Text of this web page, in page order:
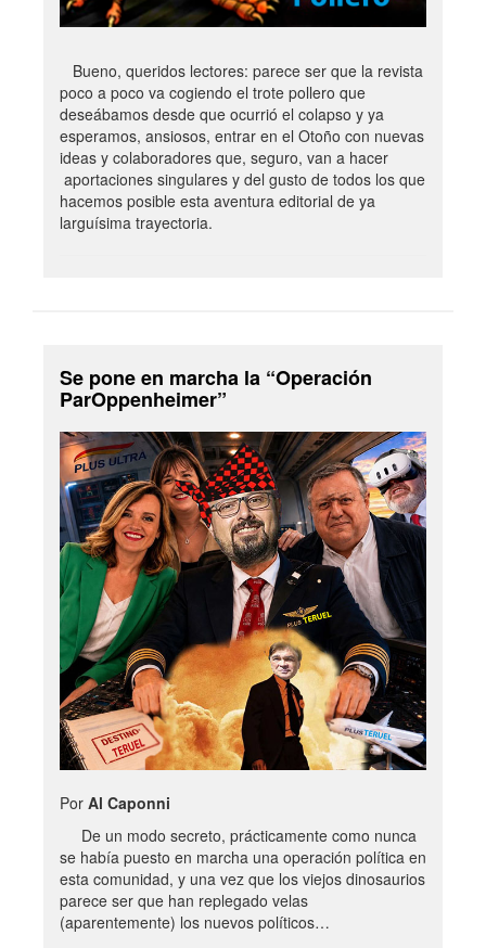
Bueno, queridos lectores: parece ser que la revista
poco a poco va cogiendo el trote pollero que
deseábamos desde que ocurrió el colapso y ya
esperamos, ansiosos, entrar en el Otoño con nuevas
ideas y colaboradores que, seguro, van a hacer
aportaciones singulares y del gusto de todos los que
hacemos posible esta aventura editorial de ya
larguísima trayectoria.
Se pone en marcha la “Operación
ParOppenheimer”
Por Al Caponni
De un modo secreto, prácticamente como nunca
se había puesto en marcha una operación política en
esta comunidad, y una vez que los viejos dinosaurios
parece ser que han replegado velas
(aparentemente) los nuevos políticos…